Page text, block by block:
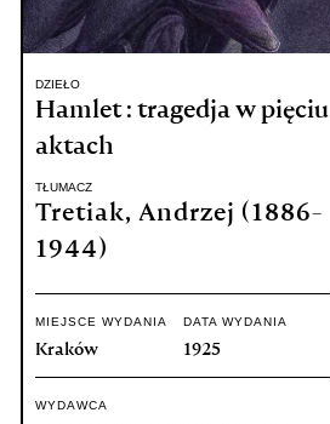
DZIEŁO
Hamlet : tragedja w pięciu
aktach
TŁUMACZ
Tretiak, Andrzej (1886-
1944)
MIEJSCE WYDANIA
Kraków
DATA WYDANIA
1925
WYDAWCA